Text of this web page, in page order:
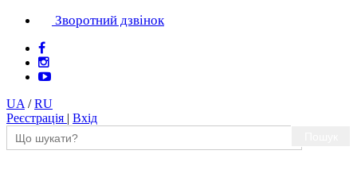
Зворотний дзвінок
UA /RU
Реєстрація | Вхід